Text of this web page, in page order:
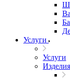
Услуги
Услуги